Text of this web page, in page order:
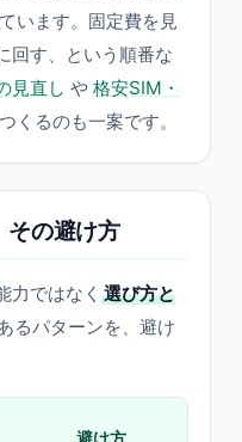
います。固定費を見
回す、という順番な
見直し や 格安SIM・
くるのも一案です。
その避け方
力ではなく 選び方と
るパターンを、避け